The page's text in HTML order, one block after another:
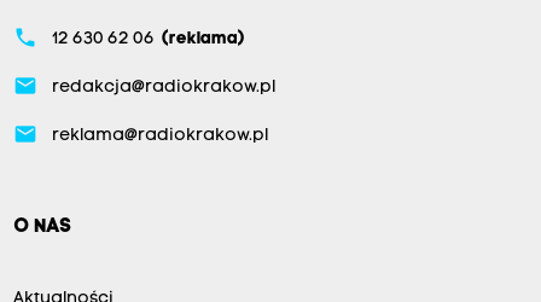
phone 12 630 62 06 (reklama)
email redakcja@radiokrakow.pl
email reklama@radiokrakow.pl
O NAS